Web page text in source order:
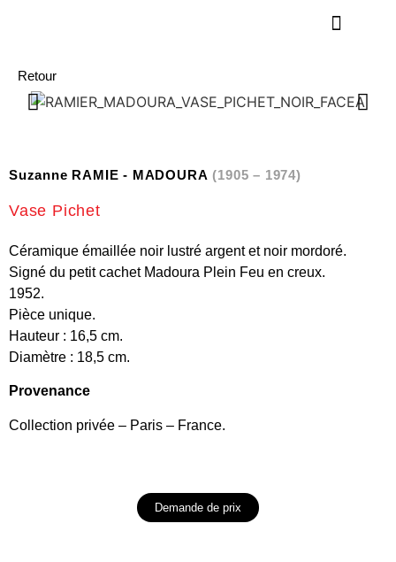
Retour
Suzanne RAMIE - MADOURA (1905 – 1974)
Vase Pichet
Céramique émaillée noir lustré argent et noir mordoré.
Signé du petit cachet Madoura Plein Feu en creux.
1952.
Pièce unique.
Hauteur : 16,5 cm.
Diamètre : 18,5 cm.
Provenance
Collection privée – Paris – France.
Demande de prix